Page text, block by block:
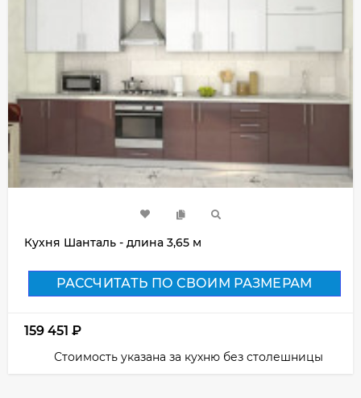
Кухня Шанталь - длина 3,65 м
РАССЧИТАТЬ ПО СВОИМ РАЗМЕРАМ
159 451 ₽
Стоимость указана за кухню без столешницы